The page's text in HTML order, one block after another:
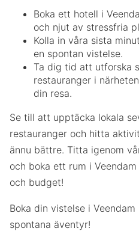
Boka ett hotell i
och njut av stressfria
Kolla in våra sista
en spontan vistelse.
Ta dig tid att utforska
restauranger i
din resa.
Se till att upptäcka lokala
restauranger och hitta
ännu bättre. Titta igenom
och boka ett rum i
och budget!
Boka din vistelse i
spontana äventyr!